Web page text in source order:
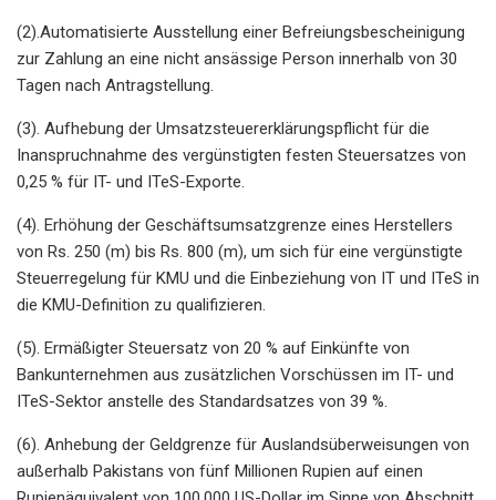
(2).Automatisierte Ausstellung einer Befreiungsbescheinigung
zur Zahlung an eine nicht ansässige Person innerhalb von 30
Tagen nach Antragstellung.
(3). Aufhebung der Umsatzsteuererklärungspflicht für die
Inanspruchnahme des vergünstigten festen Steuersatzes von
0,25 % für IT- und ITeS-Exporte.
(4). Erhöhung der Geschäftsumsatzgrenze eines Herstellers
von Rs. 250 (m) bis Rs. 800 (m), um sich für eine vergünstigte
Steuerregelung für KMU und die Einbeziehung von IT und ITeS in
die KMU-Definition zu qualifizieren.
(5). Ermäßigter Steuersatz von 20 % auf Einkünfte von
Bankunternehmen aus zusätzlichen Vorschüssen im IT- und
ITeS-Sektor anstelle des Standardsatzes von 39 %.
(6). Anhebung der Geldgrenze für Auslandsüberweisungen von
außerhalb Pakistans von fünf Millionen Rupien auf einen